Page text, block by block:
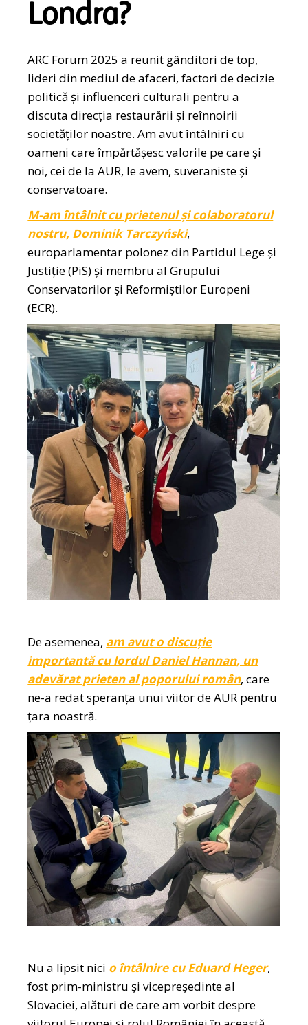
Londra?
ARC Forum 2025 a reunit gânditori de top,
lideri din mediul de afaceri, factori de decizie
politică și influenceri culturali pentru a
discuta direcția restaurării și reînnoirii
societăților noastre. Am avut întâlniri cu
oameni care împărtășesc valorile pe care și
noi, cei de la AUR, le avem, suveraniste și
conservatoare.
M-am întâlnit cu prietenul și colaboratorul
nostru, Dominik Tarczyński,
europarlamentar polonez din Partidul Lege și
Justiție (PiS) și membru al Grupului
Conservatorilor și Reformiștilor Europeni
(ECR).
De asemenea, am avut o discuție
importantă cu lordul Daniel Hannan, un
adevărat prieten al poporului român, care
ne-a redat speranța unui viitor de AUR pentru
țara noastră.
Nu a lipsit nici o întâlnire cu Eduard Heger,
fost prim-ministru și vicepreședinte al
Slovaciei, alături de care am vorbit despre